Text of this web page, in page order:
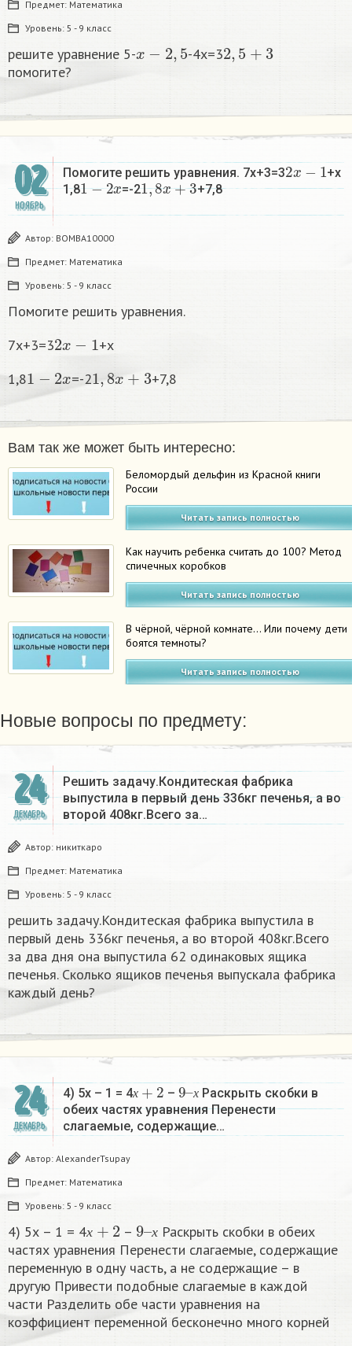
Предмет: Математика
Уровень: 5 - 9 класс
решите уравнение 5-
5
-4x=3
2 5+
помогите?
02
НОЯБРЬ
Помогите решить уравнения. 7x+3=3
2x−1
+x
1,8
1−2x
=-2
1,8x+3
+7,8
Автор: BOMBA10000
Предмет: Математика
Уровень: 5 - 9 класс
Помогите решить уравнения.
7x+3=3
2
+x
1,8
1 x
=-2
1 8x
+7,8
Вам так же может быть интересно:
Беломордый дельфин из Красной книги
России
Читать запись полностью
Как научить ребенка считать до 100? Метод
спичечных коробков
Читать запись полностью
В чёрной, чёрной комнате… Или почему дети
боятся темноты?
Читать запись полностью
Новые вопросы по предмету:
24
ДЕКАБРЬ
Решить задачу.Кондитеская фабрика
выпустила в первый день 336кг печенья, а во
второй 408кг.Всего за…
Автор: никиткаро
Предмет: Математика
Уровень: 5 - 9 класс
решить задачу.Кондитеская фабрика выпустила в
первый день 336кг печенья, а во второй 408кг.Всего
за два дня она выпустила 62 одинаковых ящика
печенья. Сколько ящиков печенья выпускала фабрика
каждый день?
24
ДЕКАБРЬ
4) 5х – 1 = 4х
х+2
– х
9–
х
Раскрыть скобки в
обеих частях уравнения Перенести
слагаемые, содержащие…
Автор: AlexanderTsupay
Предмет: Математика
Уровень: 5 - 9 класс
4) 5х – 1 = 4х – х
9х
Раскрыть скобки в обеих
частях уравнения Перенести слагаемые, содержащие
переменную в одну часть, а не содержащие – в
другую Привести подобные слагаемые в каждой
части Разделить обе части уравнения на
коэффициент переменной бесконечно много корней​